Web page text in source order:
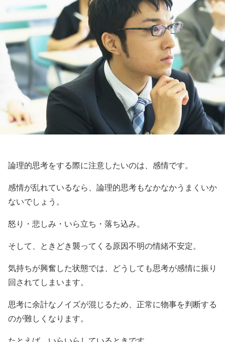
論理的思考をする際に注意したいのは、感情です。
感情が乱れているなら、論理的思考もなかなかうまくいか
ないでしょう。
怒り・悲しみ・いら立ち・落ち込み。
そして、ときどき襲ってくる原因不明の情緒不安定。
気持ちが興奮した状態では、どうしても思考が感情に振り
回されてしまいます。
思考に余計なノイズが混じるため、正常に物事を判断する
のが難しくなります。